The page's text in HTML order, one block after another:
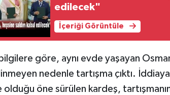
edilecek"
İçeriği Görüntüle
göre, aynı evde yaşayan
nedenle tartışma çıktı.
öne sürülen kardeş,